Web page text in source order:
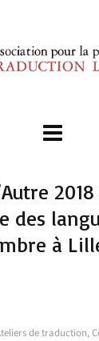
2018
des
à
de traduction,